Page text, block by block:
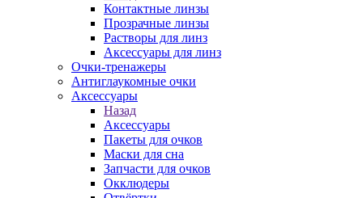
Контактные линзы
Прозрачные линзы
Растворы для линз
Аксессуары для линз
Очки-тренажеры
Антиглаукомные очки
Аксессуары
Назад
Аксессуары
Пакеты для очков
Маски для сна
Запчасти для очков
Окклюдеры